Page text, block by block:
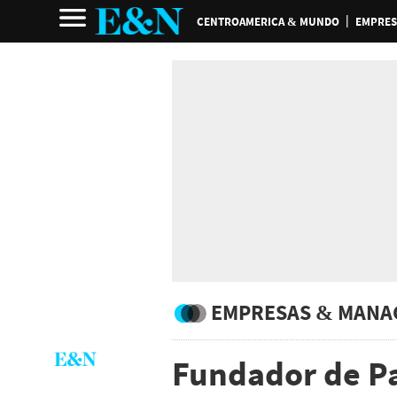
CENTROAMERICA & MUNDO
EMPRESAS &
Fundador de